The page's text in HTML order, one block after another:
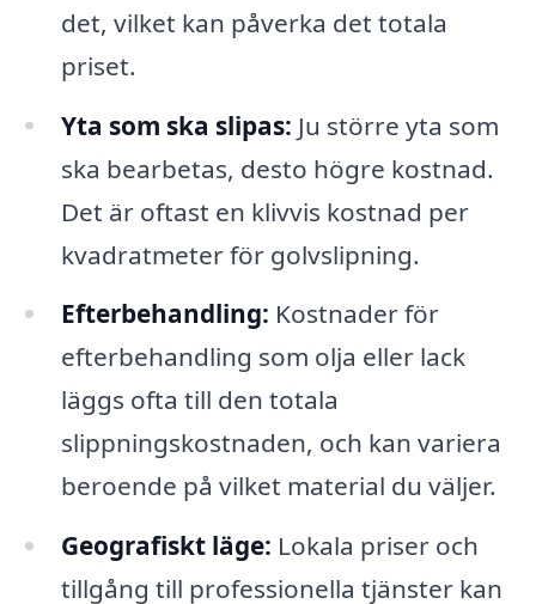
det, vilket kan påverka det totala
priset.
Yta som ska slipas: Ju större yta som
ska bearbetas, desto högre kostnad.
Det är oftast en klivvis kostnad per
kvadratmeter för golvslipning.
Efterbehandling: Kostnader för
efterbehandling som olja eller lack
läggs ofta till den totala
slippningskostnaden, och kan variera
beroende på vilket material du väljer.
Geografiskt läge: Lokala priser och
tillgång till professionella tjänster kan